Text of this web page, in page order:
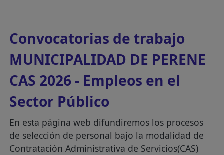
Convocatorias de trabajo
MUNICIPALIDAD DE PERENE
CAS 2026 - Empleos en el
Sector Público
En esta página web difundiremos los procesos
de selección de personal bajo la modalidad de
Contratación Administrativa de Servicios(CAS)